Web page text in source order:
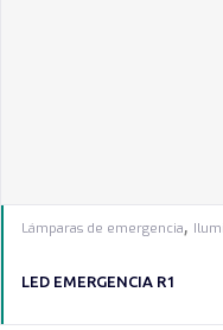
Lámparas de emergencia,
LED EMERGENCIA R1